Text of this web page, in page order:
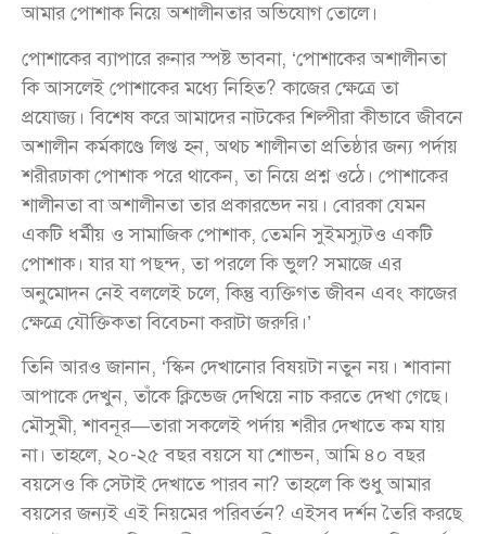
আমার পোশাক নিয়ে অশালীনতার অভিযোগ তোলে।
পোশাকের ব্যাপারে রুনার স্পষ্ট ভাবনা, ‘পোশাকের অশালীনতা
কি আসলেই পোশাকের মধ্যে নিহিত? কাজের ক্ষেত্রে তা
প্রযোজ্য। বিশেষ করে আমাদের নাটকের শিল্পীরা কীভাবে জীবনে
অশালীন কর্মকাণ্ডে লিপ্ত হন, অথচ শালীনতা প্রতিষ্ঠার জন্য পর্দায়
শরীরঢাকা পোশাক পরে থাকেন, তা নিয়ে প্রশ্ন ওঠে। পোশাকের
শালীনতা বা অশালীনতা তার প্রকারভেদ নয়। বোরকা যেমন
একটি ধর্মীয় ও সামাজিক পোশাক, তেমনি সুইমস্যুটও একটি
পোশাক। যার যা পছন্দ, তা পরলে কি ভুল? সমাজে এর
অনুমোদন নেই বললেই চলে, কিন্তু ব্যক্তিগত জীবন এবং কাজের
ক্ষেত্রে যৌক্তিকতা বিবেচনা করাটা জরুরি।’
তিনি আরও জানান, ‘স্কিন দেখানোর বিষয়টা নতুন নয়। শাবানা
আপাকে দেখুন, তাঁকে ক্লিভেজ দেখিয়ে নাচ করতে দেখা গেছে।
মৌসুমী, শাবনূর—তারা সকলেই পর্দায় শরীর দেখাতে কম যায়
না। তাহলে, ২০-২৫ বছর বয়সে যা শোভন, আমি ৪০ বছর
বয়সেও কি সেটাই দেখাতে পারব না? তাহলে কি শুধু আমার
বয়সের জন্যই এই নিয়মের পরিবর্তন? এইসব দর্শন তৈরি করছে